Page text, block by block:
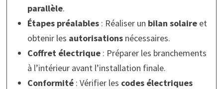
parallèle.
Étapes préalables: Réaliser un bilan solaireet
obtenir les autorisationsnécessaires.
Coffret électrique: Préparer les branchements
à l’intérieur avant l’installation finale.
Conformité: Vérifier les codes électriques